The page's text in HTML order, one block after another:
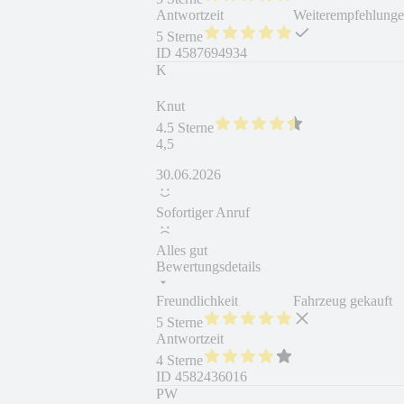
Antwortzeit
5 Sterne
ID 4587694934
K
Knut
4.5 Sterne
4,5
30.06.2026
Sofortiger Anruf
Alles gut
Bewertungsdetails
Freundlichkeit
5 Sterne
Antwortzeit
4 Sterne
Fahrzeug gekauft
ID 4582436016
PW